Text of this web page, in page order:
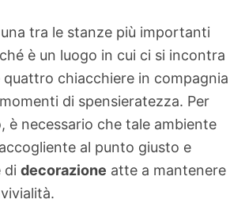
tra le stanze più importanti
è un luogo in cui ci si incontra
quattro chiacchiere in compagnia
di spensieratezza. Per
è necessario che tale ambiente
al punto giusto e
di decorazione atte a mantenere